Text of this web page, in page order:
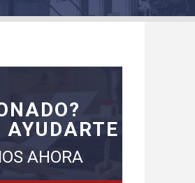
AYUDARTE
AHORA